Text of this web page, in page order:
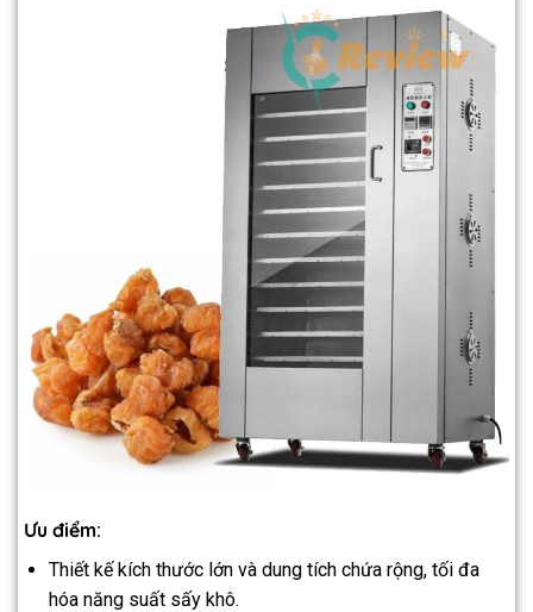
Ưu điểm:
Thiết kế kích thước lớn và dung tích chứa rộng, tối đa
hóa năng suất sấy khô.